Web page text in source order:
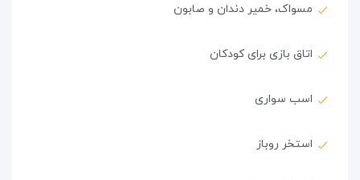
مسواک، خمیر دندان و صابون
اتاق بازی برای کودکان
اسب سواری
استخر روباز